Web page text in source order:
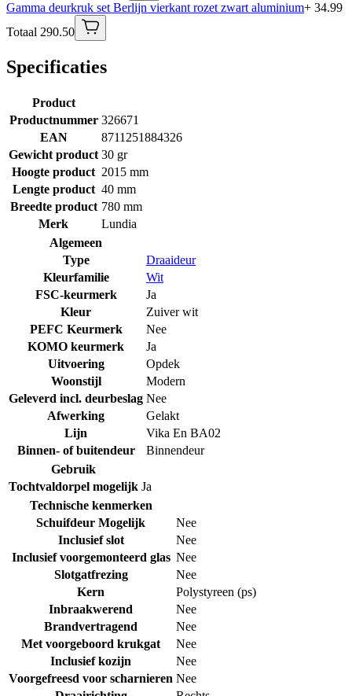
Gamma deurkruk set Berlijn vierkant rozet zwart aluminium+ 34.99
Totaal 290.50
Specificaties
Product
Productnummer 326671
EAN
8711251884326
Gewicht product 30 gr
Hoogte product 2015 mm
Lengte product 40 mm
Breedte product 780 mm
Merk
Lundia
Algemeen
Type
Draaideur
Kleurfamilie
Wit
FSC-keurmerk
Ja
Kleur
Zuiver wit
PEFC Keurmerk
Nee
KOMO keurmerk
Ja
Uitvoering
Opdek
Woonstijl
Modern
Geleverd incl. deurbeslag Nee
Afwerking
Gelakt
Lijn
Vika En BA02
Binnen- of buitendeur
Binnendeur
Gebruik
Tochtvaldorpel mogelijk Ja
Technische kenmerken
Schuifdeur Mogelijk
Nee
Inclusief slot
Nee
Inclusief voorgemonteerd glas Nee
Slotgatfrezing
Nee
Kern
Polystyreen (ps)
Inbraakwerend
Nee
Brandvertragend
Nee
Met voorgeboord krukgat
Nee
Inclusief kozijn
Nee
Voorgefreesd voor scharnieren Nee